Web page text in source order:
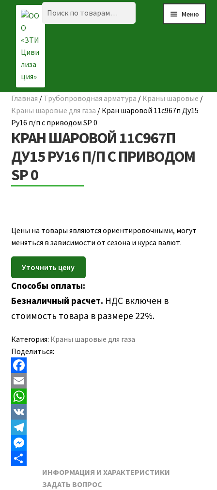
Перейти
навигации
Перейти
содержимому
Искать:
Поиск
Меню
☰ КАТАЛОГ
ГЛАВНАЯ
О КОМПАНИИ
НАШИ ОБЪЕКТЫ
КОНТАКТЫ
Главная / Трубопроводная арматура / Краны шаровые /
Краны шаровые для газа / Кран шаровой 11с967п Ду15
Ру16 п/п с приводом SP 0
КРАН ШАРОВОЙ 11С967П
ДУ15 РУ16 П/П С ПРИВОДОМ
SP 0
Цены на товары являются ориентировочными, могут
меняться в зависимости от сезона и курса валют.
Способы оплаты:
Безналичный расчет. НДС включен в
стоимость товара в размере 22%.
Категория: Краны шаровые для газа
Поделиться:
F
a
c
e
b
o
E
m
a
W
h
a
t
V
K
T
eM
ИНФОРМАЦИЯ И ХАРАКТЕРИСТИКИ
ЗАДАТЬ ВОПРОС